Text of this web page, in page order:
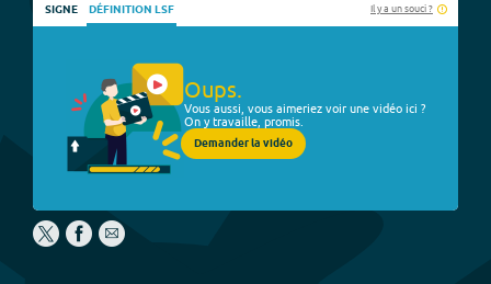
SIGNE DÉFINITION LSF Il y a un souci ?
Oups.
Vous aussi, vous aimeriez voir une vidéo ici ?
On y travaille, promis.
Demander la vidéo